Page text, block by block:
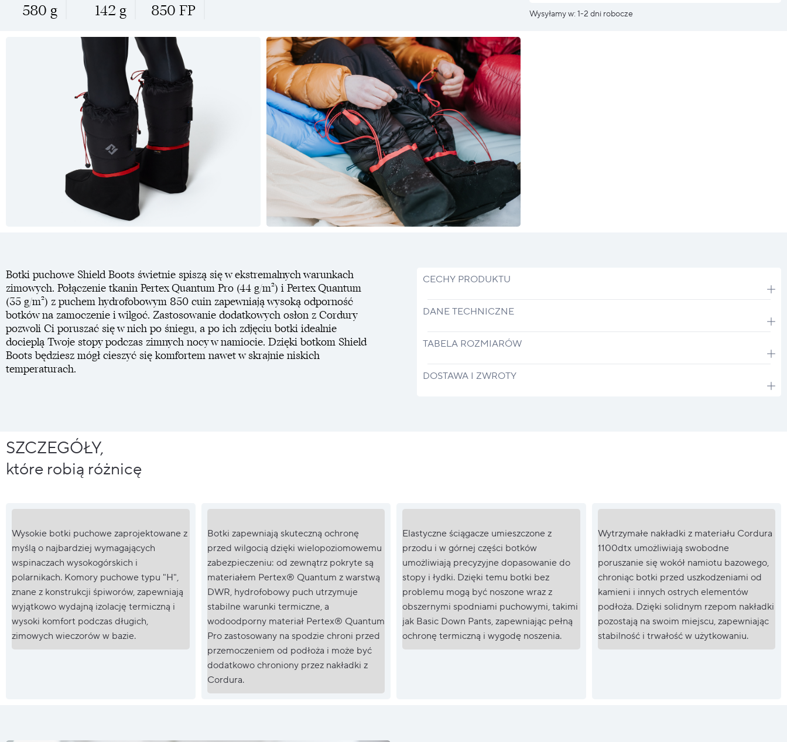
580 g 850 FP
142 g Wysyłamy w: 1-2 dni robocze
Botki puchowe Shield Boots świetnie spiszą się w ekstremalnych warunkach
zimowych. Połączenie tkanin Pertex Quantum Pro (44 g/m²) i Pertex Quantum
(35 g/m²) z puchem hydrofobowym 850 cuin zapewniają wysoką odporność
botków na zamoczenie i wilgoć. Zastosowanie dodatkowych osłon z Cordury
pozwoli Ci poruszać się w nich po śniegu, a po ich zdjęciu botki idealnie
docieplą Twoje stopy podczas zimnych nocy w namiocie. Dzięki botkom Shield
Boots będziesz mógł cieszyć się komfortem nawet w skrajnie niskich
temperaturach.
CECHY PRODUKTU
DANE TECHNICZNE
TABELA ROZMIARÓW
DOSTAWA I ZWROTY
SZCZEGÓŁY,
które robią różnicę
Wysokie botki puchowe zaprojektowane z
myślą o najbardziej wymagających
wspinaczach wysokogórskich i
polarnikach. Komory puchowe typu "H",
znane z konstrukcji śpiworów, zapewniają
wyjątkowo wydajną izolację termiczną i
wysoki komfort podczas długich,
zimowych wieczorów w bazie.
Botki zapewniają skuteczną ochronę
przed wilgocią dzięki wielopoziomowemu
zabezpieczeniu: od zewnątrz pokryte są
materiałem Pertex® Quantum z warstwą
DWR, hydrofobowy puch utrzymuje
stabilne warunki termiczne, a
wodoodporny materiał Pertex® Quantum
Pro zastosowany na spodzie chroni przed
przemoczeniem od podłoża i może być
dodatkowo chroniony przez nakładki z
Cordura.
Elastyczne ściągacze umieszczone z
przodu i w górnej części botków
umożliwiają precyzyjne dopasowanie do
stopy i łydki. Dzięki temu botki bez
problemu mogą być noszone wraz z
obszernymi spodniami puchowymi, takimi
jak Basic Down Pants, zapewniając pełną
ochronę termiczną i wygodę noszenia.
Wytrzymałe nakładki z materiału Cordura
1100dtx umożliwiają swobodne
poruszanie się wokół namiotu bazowego,
chroniąc botki przed uszkodzeniami od
kamieni i innych ostrych elementów
podłoża. Dzięki solidnym rzepom nakładki
pozostają na swoim miejscu, zapewniając
stabilność i trwałość w użytkowaniu.